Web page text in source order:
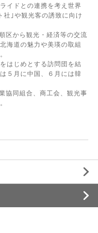
イドとの連携を考え世界
社｣や観光客の誘致に向け
区から観光・経済等の交流
海道の魅力や美瑛の取組
はじめとする訪問団を結
５月に中国、６月には韓
協同組合、商工会、観光事